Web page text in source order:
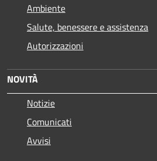
Ambiente
Salute, benessere e assistenza
Autorizzazioni
NOVITÀ
Notizie
Comunicati
Avvisi